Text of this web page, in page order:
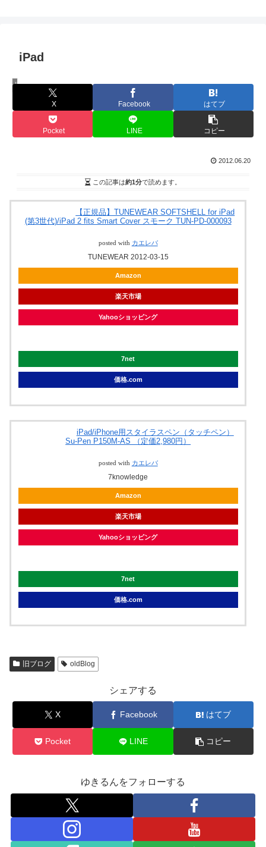
iPad
旧ブログ
X Facebook はてブ
Pocket LINE コピー
2012.06.20
この記事は約1分で読めます。
【正規品】TUNEWEAR SOFTSHELL for iPad
(第3世代)/iPad 2 fits Smart Cover スモーク TUN-PD-000093
posted with カエレバ
TUNEWEAR 2012-03-15
Amazon
楽天市場
Yahooショッピング
7net
価格.com
iPad/iPhone用スタイラスペン（タッチペン）
Su-Pen P150M-AS （定価2,980円）
posted with カエレバ
7knowledge
Amazon
楽天市場
Yahooショッピング
7net
価格.com
旧ブログ oldBlog
シェアする
X Facebook はてブ
Pocket LINE コピー
ゆきるんをフォローする